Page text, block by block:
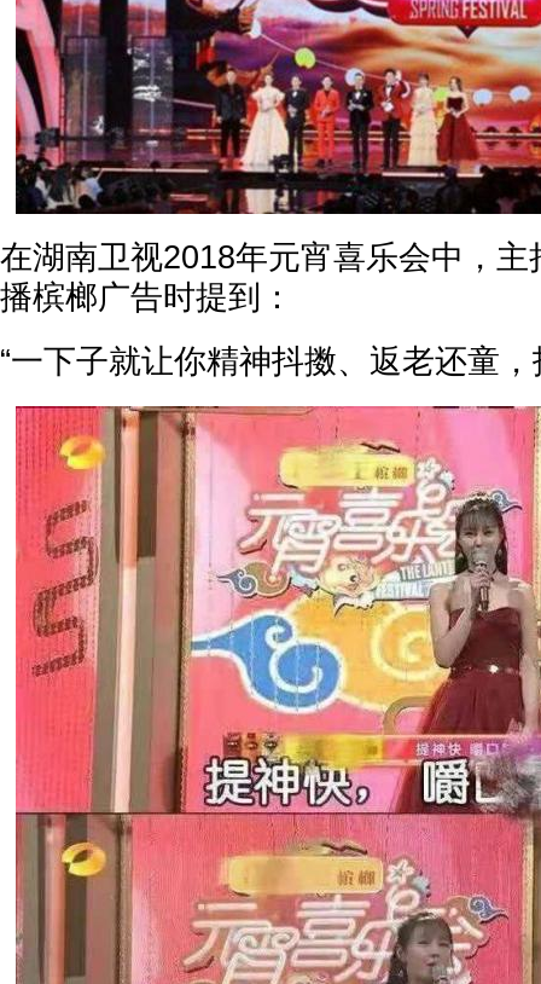
在湖南卫视2018年元宵喜乐会中，
播槟榔广告时提到：
“一下子就让你精神抖擞、返老还童